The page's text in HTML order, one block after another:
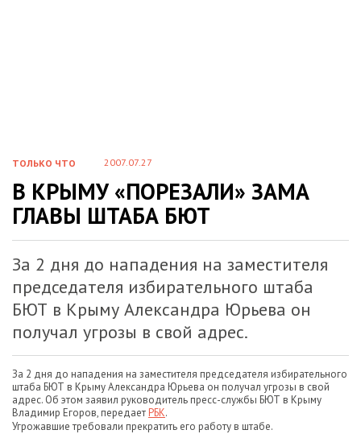
ТОЛЬКО ЧТО 2007.07.27
В КРЫМУ «ПОРЕЗАЛИ» ЗАМА
ГЛАВЫ ШТАБА БЮТ
За 2 дня до нападения на заместителя
председателя избирательного штаба
БЮТ в Крыму Александра Юрьева он
получал угрозы в свой адрес.
За 2 дня до нападения на заместителя председателя избирательного
штаба БЮТ в Крыму Александра Юрьева он получал угрозы в свой
адрес. Об этом заявил руководитель пресс-службы БЮТ в Крыму
Владимир Егоров, передаетРБК.
Угрожавшие требовали прекратить его работу в штабе.